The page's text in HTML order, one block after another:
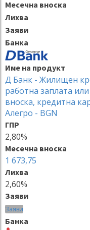
Месечна вноска
Лихва
Заяви
Банка
Име на продукт
Д Банк - Жилищен
работна заплата
вноска, кредитна
Алегро - BGN
ГПР
2,80%
Месечна вноска
1 673,75
Лихва
2,60%
Заяви
Заяви
Банка